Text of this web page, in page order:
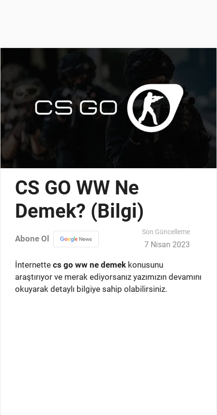
CS GO WW Ne
Demek? (Bilgi)
Abone Ol
Son Güncelleme
7 Nisan 2023
İnternette cs go ww ne demek konusunu
araştırıyor ve merak ediyorsanız yazımızın devamını
okuyarak detaylı bilgiye sahip olabilirsiniz.